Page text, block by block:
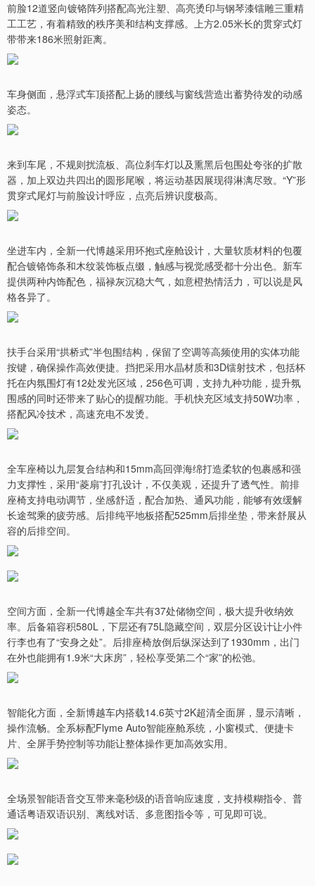
前脸12道竖向镀铬阵列搭配高光注塑、高亮烫印与钢琴漆镭雕三重精
工工艺，有着精致的秩序美和结构支撑感。上方2.05米长的贯穿式灯
带带来186米照射距离。
车身侧面，悬浮式车顶搭配上扬的腰线与窗线营造出蓄势待发的动感
姿态。
来到车尾，不规则扰流板、高位刹车灯以及熏黑后包围处夸张的扩散
器，加上双边共四出的圆形尾喉，将运动基因展现得淋漓尽致。“Y”形
贯穿式尾灯与前脸设计呼应，点亮后辨识度极高。
坐进车内，全新一代博越采用环抱式座舱设计，大量软质材料的包覆
配合镀铬饰条和木纹装饰板点缀，触感与视觉感受都十分出色。新车
提供两种内饰配色，福禄灰沉稳大气，如意橙热情活力，可以说是风
格各异了。
扶手台采用“拱桥式”半包围结构，保留了空调等高频使用的实体功能
按键，确保操作高效便捷。挡把采用水晶材质和3D镭射技术，包括杯
托在内氛围灯有12处发光区域，256色可调，支持九种功能，提升氛
围感的同时还带来了贴心的提醒功能。手机快充区域支持50W功率，
搭配风冷技术，高速充电不发烫。
全车座椅以九层复合结构和15mm高回弹海绵打造柔软的包裹感和强
力支撑性，采用“菱扇”打孔设计，不仅美观，还提升了透气性。前排
座椅支持电动调节，坐感舒适，配合加热、通风功能，能够有效缓解
长途驾乘的疲劳感。后排纯平地板搭配525mm后排坐垫，带来舒展从
容的后排空间。
空间方面，全新一代博越全车共有37处储物空间，极大提升收纳效
率。后备箱容积580L，下层还有75L隐藏空间，双层分区设计让小件
行李也有了“安身之处”。后排座椅放倒后纵深达到了1930mm，出门
在外也能拥有1.9米“大床房”，轻松享受第二个“家”的松弛。
智能化方面，全新博越车内搭载14.6英寸2K超清全面屏，显示清晰，
操作流畅。全系标配Flyme Auto智能座舱系统，小窗模式、便捷卡
片、全屏手势控制等功能让整体操作更加高效实用。
全场景智能语音交互带来毫秒级的语音响应速度，支持模糊指令、普
通话粤语双语识别、离线对话、多意图指令等，可见即可说。